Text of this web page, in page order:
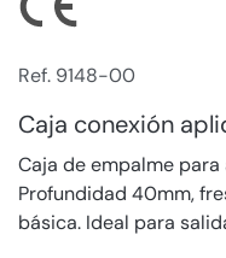
Ref. 9148-00
Caja conexión
Caja de empalme
Profundidad 40mm,
básica. Ideal para